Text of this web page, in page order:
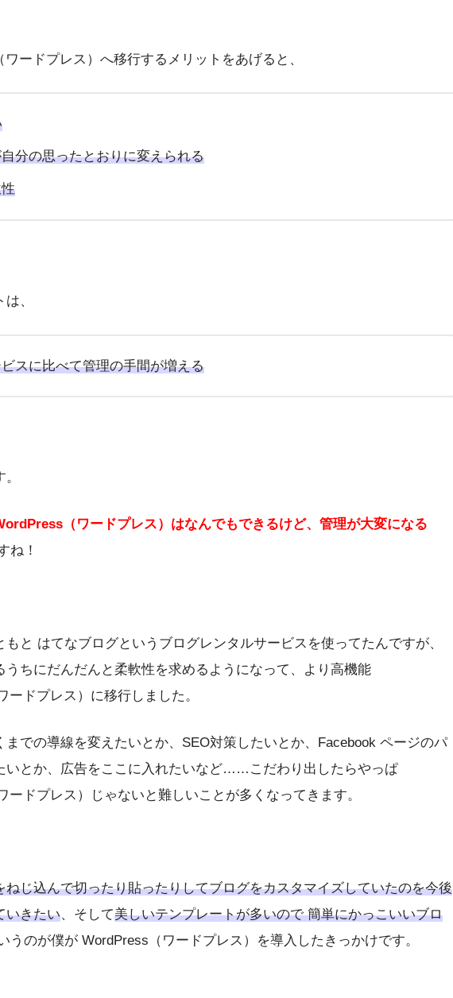
ワードプレス）へ移行するメリットをあげると、
分の思ったとおりに変えられる
、
スに比べて管理の手間が増える
（ワードプレス）はなんでもできるけど、管理が大変になる
ね！
もと はてなブログというブログレンタルサービスを使ってたんですが、
うちにだんだんと柔軟性を求めるようになって、より高機能
ードプレス）に移行しました。
までの導線を変えたいとか、SEO対策したいとか、Facebook ページのパ
いとか、広告をここに入れたいなど……こだわり出したらやっぱ
ードプレス）じゃないと難しいことが多くなってきます。
ねじ込んで切ったり貼ったりしてブログをカスタマイズしていたのを今後
いきたい、そして美しいテンプレートが多いので 簡単にかっこいいブロ
うのが僕が WordPress（ワードプレス）を導入したきっかけです。